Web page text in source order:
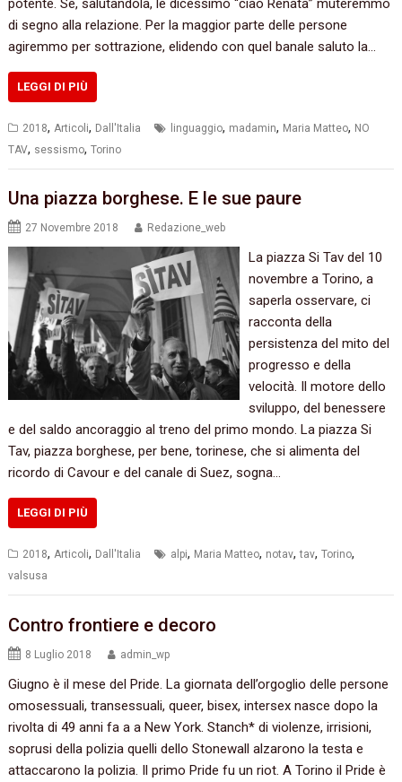
di segno alla relazione. Per la maggior parte delle persone
agiremmo per sottrazione, elidendo con quel banale saluto la…
LEGGI DI PIÙ
2018, Articoli, Dall'Italia linguaggio, madamin, Maria Matteo, NO
TAV, sessismo,Torino
Una piazza borghese. E le sue paure
27 Novembre 2018 Redazione_web
La piazza Si Tav del 10
novembre a Torino, a
saperla osservare, ci
racconta della
persistenza del mito del
progresso e della
velocità. Il motore dello
sviluppo, del benessere
e del saldo ancoraggio al treno del primo mondo. La piazza Si
Tav, piazza borghese, per bene, torinese, che si alimenta del
ricordo di Cavour e del canale di Suez, sogna…
LEGGI DI PIÙ
2018,Articoli, Dall'Italia alpi, Maria Matteo, notav,tav,Torino,
valsusa
Contro frontiere e decoro
8 Luglio 2018 admin_wp
Giugno è il mese del Pride. La giornata dell’orgoglio delle persone
omosessuali, transessuali, queer, bisex, intersex nasce dopo la
rivolta di 49 anni fa a a New York. Stanch* di violenze, irrisioni,
soprusi della polizia quelli dello Stonewall alzarono la testa e
attaccarono la polizia. Il primo Pride fu un riot. A Torino il Pride è